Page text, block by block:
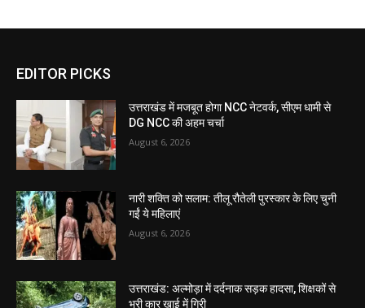
EDITOR PICKS
उत्तराखंड में मजबूत होगा NCC नेटवर्क, सीएम धामी से
DG NCC की अहम चर्चा
August 6, 2026
नारी शक्ति को सलाम: तीलू रौतेली पुरस्कार के लिए चुनी
गईं ये महिलाएं
August 6, 2026
उत्तराखंड: अल्मोड़ा में दर्दनाक सड़क हादसा, शिक्षकों से
भरी कार खाई में गिरी